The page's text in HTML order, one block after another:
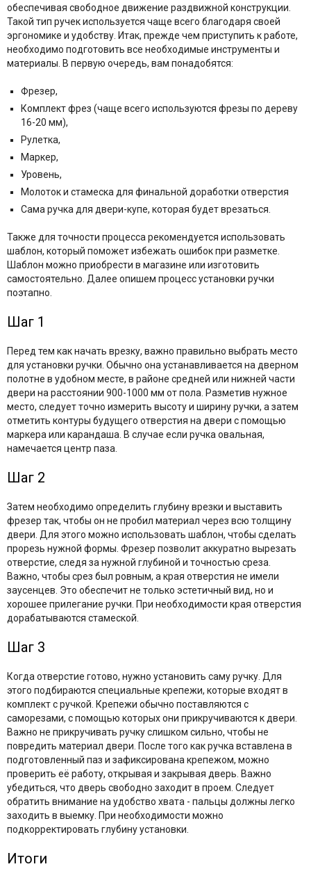
обеспечивая свободное движение раздвижной конструкции.
Такой тип ручек используется чаще всего благодаря своей
эргономике и удобству. Итак, прежде чем приступить к работе,
необходимо подготовить все необходимые инструменты и
материалы. В первую очередь, вам понадобятся:
Фрезер,
Комплект фрез (чаще всего используются фрезы по дереву
16-20 мм),
Рулетка,
Маркер,
Уровень,
Молоток и стамеска для финальной доработки отверстия
Сама ручка для двери-купе, которая будет врезаться.
Также для точности процесса рекомендуется использовать
шаблон, который поможет избежать ошибок при разметке.
Шаблон можно приобрести в магазине или изготовить
самостоятельно. Далее опишем процесс установки ручки
поэтапно.
Шаг 1
Перед тем как начать врезку, важно правильно выбрать место
для установки ручки. Обычно она устанавливается на дверном
полотне в удобном месте, в районе средней или нижней части
двери на расстоянии 900-1000 мм от пола. Разметив нужное
место, следует точно измерить высоту и ширину ручки, а затем
отметить контуры будущего отверстия на двери с помощью
маркера или карандаша. В случае если ручка овальная,
намечается центр паза.
Шаг 2
Затем необходимо определить глубину врезки и выставить
фрезер так, чтобы он не пробил материал через всю толщину
двери. Для этого можно использовать шаблон, чтобы сделать
прорезь нужной формы. Фрезер позволит аккуратно вырезать
отверстие, следя за нужной глубиной и точностью среза.
Важно, чтобы срез был ровным, а края отверстия не имели
заусенцев. Это обеспечит не только эстетичный вид, но и
хорошее прилегание ручки. При необходимости края отверстия
дорабатываются стамеской.
Шаг 3
Когда отверстие готово, нужно установить саму ручку. Для
этого подбираются специальные крепежи, которые входят в
комплект с ручкой. Крепежи обычно поставляются с
саморезами, с помощью которых они прикручиваются к двери.
Важно не прикручивать ручку слишком сильно, чтобы не
повредить материал двери. После того как ручка вставлена в
подготовленный паз и зафиксирована крепежом, можно
проверить её работу, открывая и закрывая дверь. Важно
убедиться, что дверь свободно заходит в проем. Следует
обратить внимание на удобство хвата - пальцы должны легко
заходить в выемку. При необходимости можно
подкорректировать глубину установки.
Итоги